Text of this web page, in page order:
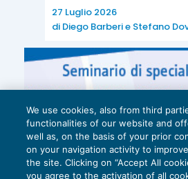
27 Luglio 2026
di Diego Barberie Stefano
We use cookies, also from third
functionalities of our website and
well as, on the basis of your prior
on your navigation activity to
the site. Clicking on “Accept All
you agree to the activation of all